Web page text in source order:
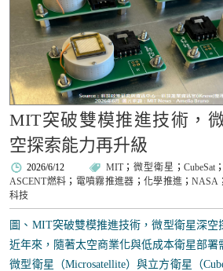
MIT突破雙模推進技術，
空探索能力再升級
2026/6/12 MIT； 微型衛星 ； CubeSat；
ASCENT燃料 ； 電噴霧推進器 ； 化學推進 ；NASA ；
科技
圖、MIT突破雙模推進技術，微型衛星深空
近年來，隨著太空商業化與低成本衛星部署
微型衛星（Microsatellite）與立方衛星（